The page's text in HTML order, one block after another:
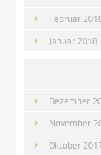
Februar
Januar 2018
Dezember
November
Oktober